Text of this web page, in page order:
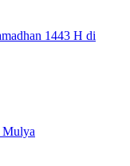
1443 H di
Mulya